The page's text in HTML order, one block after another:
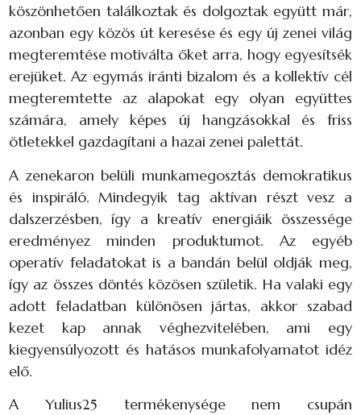
köszönhetően találkoztak és dolgoztak együtt már,
azonban egy közös út keresése és egy új zenei világ
megteremtése motiválta őket arra, hogy egyesítsék
erejüket. Az egymás iránti bizalom és a kollektív cél
megteremtette az alapokat egy olyan együttes
számára, amely képes új hangzásokkal és friss
ötletekkel gazdagítani a hazai zenei palettát.
A zenekaron belüli munkamegosztás demokratikus
és inspiráló. Mindegyik tag aktívan részt vesz a
dalszerzésben, így a kreatív energiáik összessége
eredményez minden produktumot. Az egyéb
operatív feladatokat is a bandán belül oldják meg,
így az összes döntés közösen születik. Ha valaki egy
adott feladatban különösen jártas, akkor szabad
kezet kap annak véghezvitelében, ami egy
kiegyensúlyozott és hatásos munkafolyamatot idéz
elő.
A Yulius25 termékenysége nem csupán